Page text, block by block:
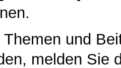
Themen und
melden Sie